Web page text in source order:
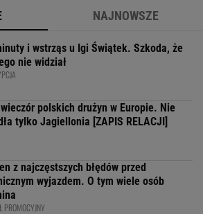
NAJNOWSZE
i wstrząs u Igi Świątek. Szkoda, że
nie widział
wieczór polskich drużyn w Europie. Nie
tylko Jagiellonia [ZAPIS RELACJI]
z najczęstszych błędów przed
wyjazdem. O tym wiele osób
PROMOCYJNY